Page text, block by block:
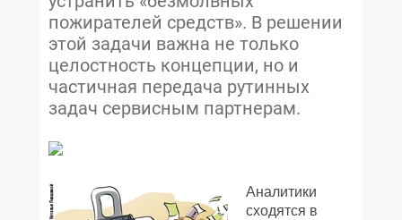
пожирателей средств». В решении
этой задачи важна не только
целостность концепции, но и
частичная передача рутинных
задач сервисным партнерам.
Аналитики
сходятся в